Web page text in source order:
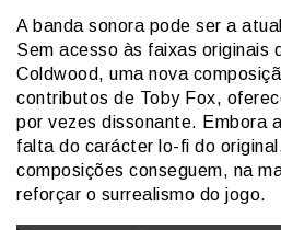
A banda sonora pode ser a
Sem acesso às faixas originais
Coldwood, uma nova
contributos de Toby Fox,
por vezes dissonante. Embora
falta do carácter lo-fi do
composições conseguem, na
reforçar o surrealismo do jogo.